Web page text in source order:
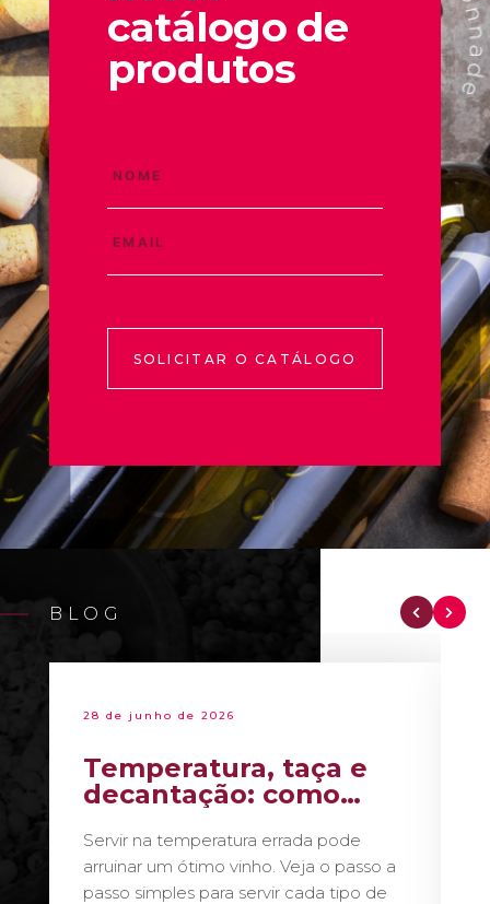
catálogo de
produtos
SOLICITAR O CATÁLOGO
BLOG
28 de junho de 2026
Temperatura, taça e
decantação: como
sommelier
Servir na temperatura errada pode
arruinar um ótimo vinho. Veja o passo a
passo simples para servir cada tipo de